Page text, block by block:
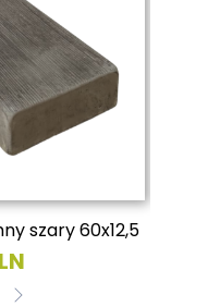
szary 60x12,5